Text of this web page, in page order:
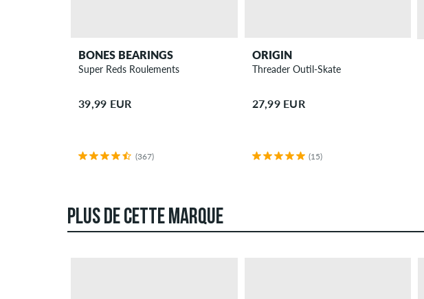
BONES BEARINGS
Super Reds Roulements
39,99 EUR
(367)
ORIGIN
Threader Outil-Skate
27,99 EUR
(15)
PLUS DE CETTE MARQUE